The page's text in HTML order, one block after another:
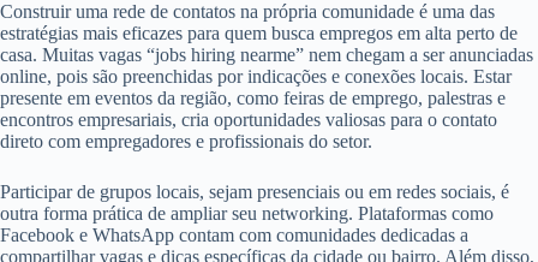
Construir uma rede de contatos na própria comunidade é uma das
estratégias mais eficazes para quem busca empregos em alta perto de
casa. Muitas vagas “jobs hiring nearme” nem chegam a ser anunciadas
online, pois são preenchidas por indicações e conexões locais. Estar
presente em eventos da região, como feiras de emprego, palestras e
encontros empresariais, cria oportunidades valiosas para o contato
direto com empregadores e profissionais do setor.
Participar de grupos locais, sejam presenciais ou em redes sociais, é
outra forma prática de ampliar seu networking. Plataformas como
Facebook e WhatsApp contam com comunidades dedicadas a
compartilhar vagas e dicas específicas da cidade ou bairro. Além disso,